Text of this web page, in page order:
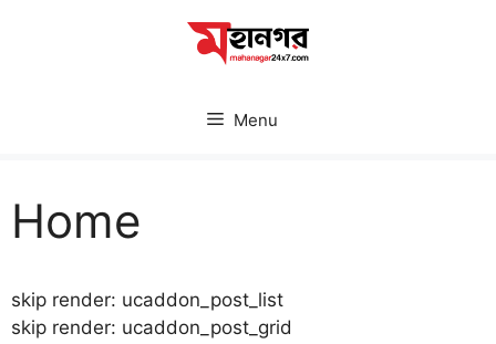
Menu
Home
skip render: ucaddon_post_list
skip render: ucaddon_post_grid